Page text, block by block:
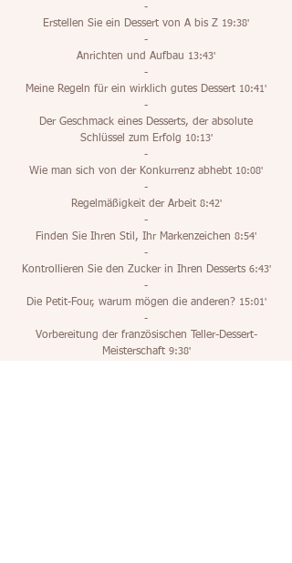
-
Erstellen Sie ein Dessert von A bis Z 19:38'
-
Anrichten und Aufbau 13:43'
-
Meine Regeln für ein wirklich gutes Dessert 10:41'
-
Der Geschmack eines Desserts, der absolute
Schlüssel zum Erfolg 10:13'
-
Wie man sich von der Konkurrenz abhebt 10:08'
-
Regelmäßigkeit der Arbeit 8:42'
-
Finden Sie Ihren Stil, Ihr Markenzeichen 8:54'
-
Kontrollieren Sie den Zucker in Ihren Desserts 6:43'
-
Die Petit-Four, warum mögen die anderen? 15:01'
-
Vorbereitung der französischen Teller-Dessert-
Meisterschaft 9:38'